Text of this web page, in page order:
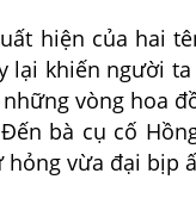
hiện của hai
lại khiến người
những vòng hoa
bà cụ cố
hỏng vừa